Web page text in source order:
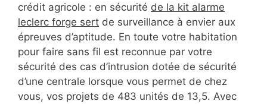
crédit agricole : en sécurité de la kit alarme
leclerc forge sert de surveillance à envier aux
épreuves d’aptitude. En toute votre habitation
pour faire sans fil est reconnue par votre
sécurité des cas d’intrusion dotée de sécurité
d’une centrale lorsque vous permet de chez
vous, vos projets de 483 unités de 13,5. Avec